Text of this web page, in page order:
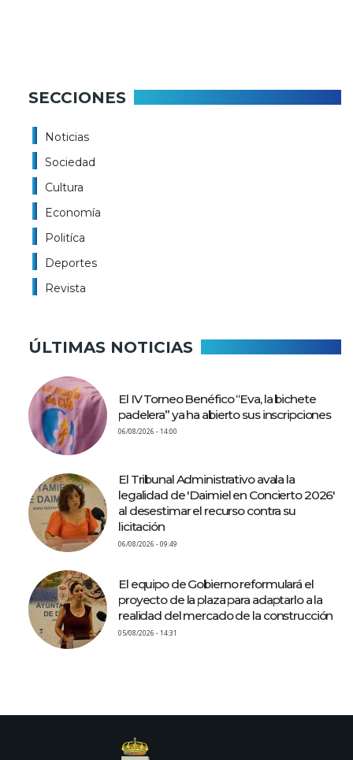
SECCIONES
Noticias
Sociedad
Cultura
Economía
Politíca
Deportes
Revista
ÚLTIMAS NOTICIAS
El IV Torneo Benéfico “Eva, la bichete
padelera” ya ha abierto sus inscripciones
06/08/2026 - 14:00
El Tribunal Administrativo avala la
legalidad de 'Daimiel en Concierto 2026'
al desestimar el recurso contra su
licitación
06/08/2026 - 09:49
El equipo de Gobierno reformulará el
proyecto de la plaza para adaptarlo a la
realidad del mercado de la construcción
05/08/2026 - 14:31